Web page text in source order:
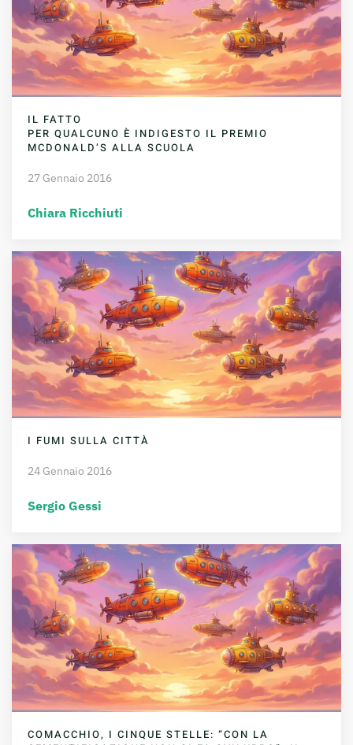
IL FATTO
PER QUALCUNO È INDIGESTO IL PREMIO
MCDONALD’S ALLA SCUOLA
27 Gennaio 2016
Chiara Ricchiuti
I FUMI SULLA CITTÀ
24 Gennaio 2016
Sergio Gessi
COMACCHIO, I CINQUE STELLE: “CON LA